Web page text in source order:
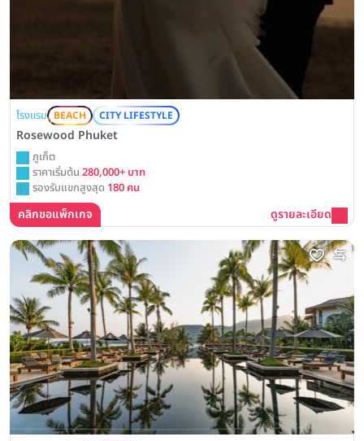
โรงแรม BEACH CITY LIFESTYLE
Rosewood Phuket
ภูเก็ต
ราคาเริ่มต้น 280,000+ บาท
รองรับแขกสูงสุด 180 คน
คลิกขอแพ็กเกจ ดูรายละเอียด